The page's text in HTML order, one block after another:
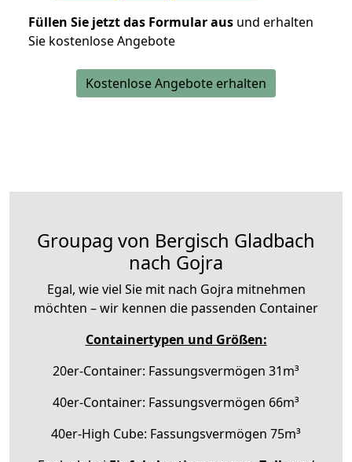
Füllen Sie jetzt das Formular aus und erhalten
Sie kostenlose Angebote
Kostenlose Angebote erhalten
Groupag von Bergisch Gladbach
nach Gojra
Egal, wie viel Sie mit nach Gojra mitnehmen
möchten – wir kennen die passenden Container
Containertypen und Größen:
20er-Container: Fassungsvermögen 31m³
40er-Container: Fassungsvermögen 66m³
40er-High Cube: Fassungsvermögen 75m³